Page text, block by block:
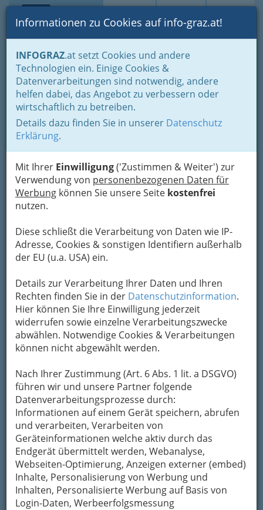
Suche Login Toggle
Informationen zu Cookies auf info-graz.at!
INFOGRAZ.at setzt Cookies und andere
Technologien ein. Einige Cookies &
Datenverarbeitungen sind notwendig, andere
helfen dabei, das Angebot zu verbessern oder
wirtschaftlich zu betreiben.
Details dazu finden Sie in unserer Datenschutz
Erklärung.
Mit Ihrer Einwilligung('Zustimmen & Weiter') zur
Verwendung von personenbezogenen Daten für
Werbung können Sie unsere Seite kostenfrei
nutzen.
Diese schließt die Verarbeitung von Daten wie IP-
Adresse, Cookies & sonstigen Identifiern außerhalb
der EU (u.a. USA) ein.
Details zur Verarbeitung Ihrer Daten und Ihren
Rechten finden Sie in der Datenschutzinformation.
Hier können Sie Ihre Einwilligung jederzeit
widerrufen sowie einzelne Verarbeitungszwecke
abwählen. Notwendige Cookies & Verarbeitungen
können nicht abgewählt werden.
Nach Ihrer Zustimmung (Art. 6 Abs. 1 lit. a DSGVO)
führen wir und unsere Partner folgende
Datenverarbeitungsprozesse durch:
Informationen auf einem Gerät speichern, abrufen
und verarbeiten, Verarbeiten von
Geräteinformationen welche aktiv durch das
Endgerät übermittelt werden, Webanalyse,
Webseiten-Optimierung, Anzeigen externer (embed)
Inhalte, Personalisierung von Werbung und
Inhalten, Personalisierte Werbung auf Basis von
Login-Daten, Werbeerfolgsmessung
Home Branchen
Robert Zöhrer
Franckstraße 33, 8010 Graz
+43 316 674 429
+43 316 675 129
Karte
Kontaktaufnahme
Um die Info-Graz Firmenvor Spam-Mails zu
bewahren, verwenden wir an dieser Stelle zur
Übermittlung Ihrer Nachricht ein sicheres
Formular. Ihre Nachricht wird nach dem
Absenden umgehend per Mail an das
Unternehmen Robert Zöhrer weitergeleitet.
Meine Email Adresse
Mein Betreff
Meine Nachricht